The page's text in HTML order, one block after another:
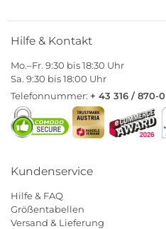
Hilfe & Kontakt
Mo.–Fr. 9:30 bis 18:30 Uhr
Sa. 9:30 bis 18:00 Uhr
Telefonnummer: + 43 316 / 870-0
Kundenservice
Hilfe & FAQ
Größentabellen
Versand & Lieferung